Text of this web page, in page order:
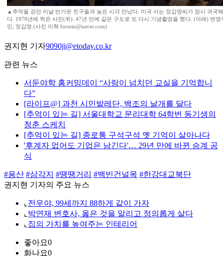
▲추억을 걷던 이날 반가운 친구들과 늦은 시각 만났다. 미국 사는 정갑영씨가 잠시 귀국
다. 1970년에 찍은 사진(위). 47년 만에 같은 구도로 또 다시 기념촬영을 했다. (아래) 변
민, 정갑영.(사진 이혁 forrein@naver.com)
권지현 기자9090ji@etoday.co.kr
관련 뉴스
서둔야학 홈커밍데이 “사랑이 넘치던 교실을 기억합니
다”
[라이프@] 과천 시민발레단, 백조의 날개를 달다
[추억이 있는 길] 서울대학교 문리대학 64학번 동기생의
청춘 스케치
[추억이 있는 길] 종로통 구석구석 옛 기억이 살아나다
'후계자 없어도 기업은 남긴다'… 29년 만에 바뀐 승계 공
식
#용산 #삼각지 #땡땡거리 #백빈건널목 #한강대교북단
권지현 기자의 주요 뉴스
⌞ 전우야, 99세까지 88하게 같이 가자
⌞ 박연재 변호사, 옳은 것을 알리고 정의롭게 살다
⌞ 집의 가치를 높여주는 인테리어
좋아요0
화나요0